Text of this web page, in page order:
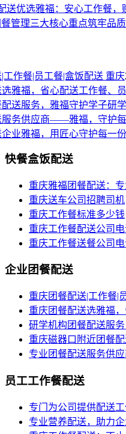
送优选雅福：安心工作餐，
管理三大核心重点筑牢品
工作餐|员工餐|盒饭配送 重庆
雅福，省心配送工作餐、
送服务，雅福守护学子研
服务供应商——雅福，守护
业雅福，用匠心守护每一
快餐盒饭配送
重庆雅福团餐配送：
重庆送车公司招聘司机
重庆工作餐标准多少钱
重庆工作餐配送公司
重庆工作餐送餐公司
企业团餐配送
重庆团餐配送|工作餐|
重庆团餐配送选雅福
研学机构团餐配送服
重庆磁器口附近团餐
专业团餐配送服务供
员工工作餐配送
专门为公司提供配送
专业营养配送，助力